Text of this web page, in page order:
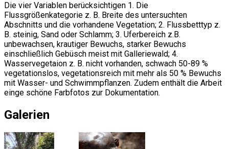
Die vier Variablen berücksichtigen 1. Die
Flussgrößenkategorie z. B. Breite des untersuchten
Abschnitts und die vorhandene Vegetation; 2. Flussbetttyp z.
B. steinig, Sand oder Schlamm; 3. Uferbereich z.B.
unbewachsen, krautiger Bewuchs, starker Bewuchs
einschließlich Gebüsch meist mit Galleriewald; 4.
Wasservegetaion z. B. nicht vorhanden, schwach 50-89 %
vegetationslos, vegetationsreich mit mehr als 50 % Bewuchs
mit Wasser- und Schwimmpflanzen. Zudem enthält die Arbeit
einge schöne Farbfotos zur Dokumentation.
Galerien